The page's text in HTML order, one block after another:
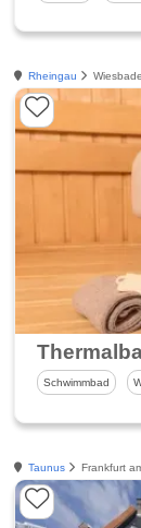
Rheingau
Schwimmbad
Taunus Frankfurt